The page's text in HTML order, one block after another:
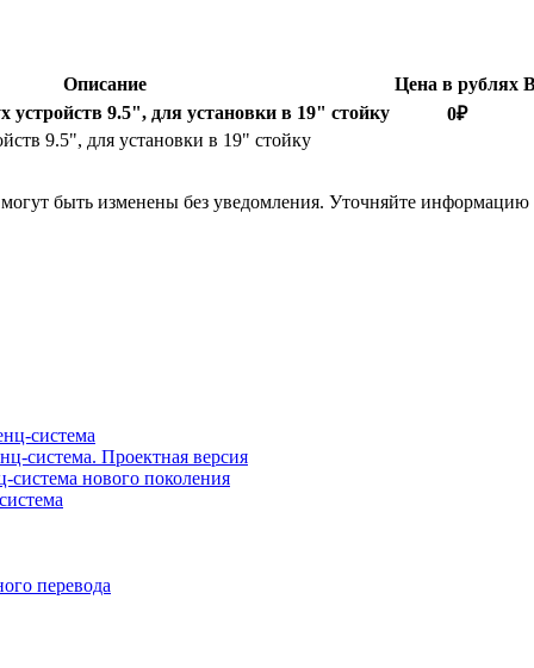
Описание Цена в рублях
устройств 9.5", для установки в 19" стойку
0₽
9.5", для установки в 19" стойку
быть изменены без уведомления. Уточняйте
система
система. Проектная версия
нового поколения
перевода